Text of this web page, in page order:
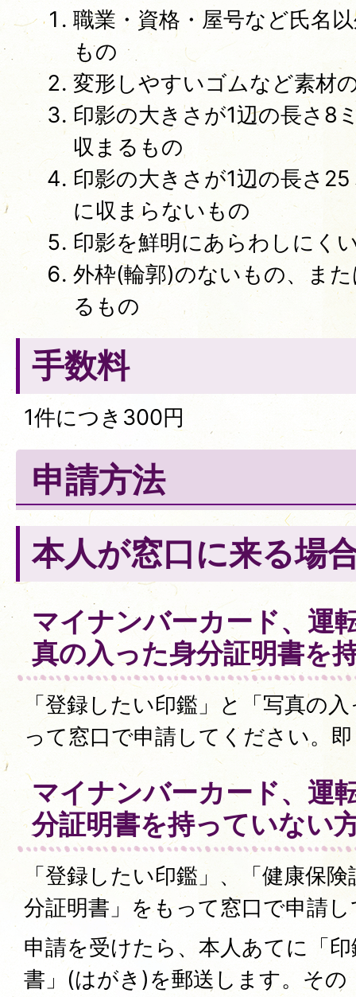
職業・資格・屋号など氏名
もの
変形しやすいゴムなど素材
印影の大きさが1辺の長さ8
収まるもの
印影の大きさが1辺の長さ
に収まらないもの
印影を鮮明にあらわしにく
外枠(輪郭)のないもの、ま
るもの
手数料
1件につき300円
申請方法
本人が窓口に来る場
マイナンバーカード、運
真の入った身分証明書を
「登録したい印鑑」と「写真の
って窓口で申請してください。
マイナンバーカード、運
分証明書を持っていない
「登録したい印鑑」、「健康保
分証明書」をもって窓口で申請
申請を受けたら、本人あてに「
書」(はがき)を郵送します。その